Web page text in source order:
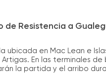
de Resistencia a
ubicada en Mac Lean e
Artigas. En las terminales
la partida y el arribo